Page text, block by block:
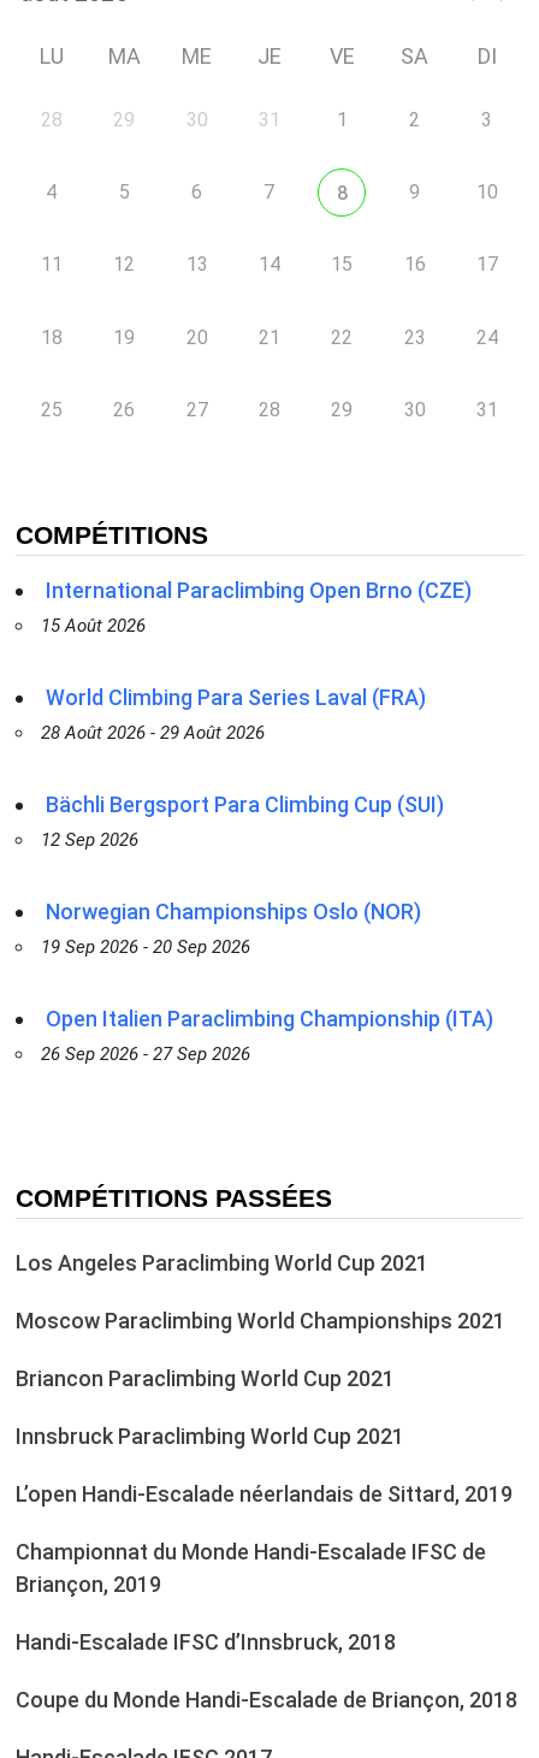
LU MA ME JE VE SA DI
28 29 30 31 1 2 3
4 5 6 7 8 9 10
11 12 13 14 15 16 17
18 19 20 21 22 23 24
25 26 27 28 29 30 31
COMPÉTITIONS
International Paraclimbing Open Brno (CZE)
15 Août 2026
World Climbing Para Series Laval (FRA)
28 Août 2026 - 29 Août 2026
Bächli Bergsport Para Climbing Cup (SUI)
12 Sep 2026
Norwegian Championships Oslo (NOR)
19 Sep 2026 - 20 Sep 2026
Open Italien Paraclimbing Championship (ITA)
26 Sep 2026 - 27 Sep 2026
COMPÉTITIONS PASSÉES
Los Angeles Paraclimbing World Cup 2021
Moscow Paraclimbing World Championships 2021
Briancon Paraclimbing World Cup 2021
Innsbruck Paraclimbing World Cup 2021
L’open Handi-Escalade néerlandais de Sittard, 2019
Championnat du Monde Handi-Escalade IFSC de
Briançon, 2019
Handi-Escalade IFSC d’Innsbruck, 2018
Coupe du Monde Handi-Escalade de Briançon, 2018